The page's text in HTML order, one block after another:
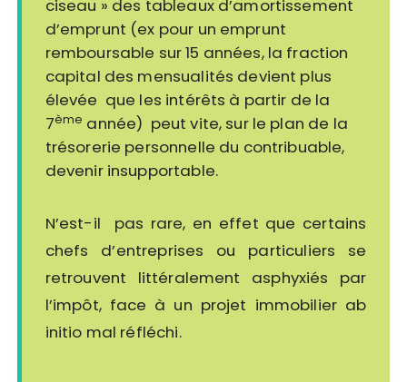
ciseau » des tableaux d’amortissement
d’emprunt (ex pour un emprunt
remboursable sur 15 années, la fraction
capital des mensualités devient plus
élevée que les intérêts à partir de la
7ème année) peut vite, sur le plan de la
trésorerie personnelle du contribuable,
devenir insupportable.
N’est-il pas rare, en effet que certains
chefs d’entreprises ou particuliers se
retrouvent littéralement asphyxiés par
l’impôt, face à un projet immobilier ab
initio mal réfléchi.